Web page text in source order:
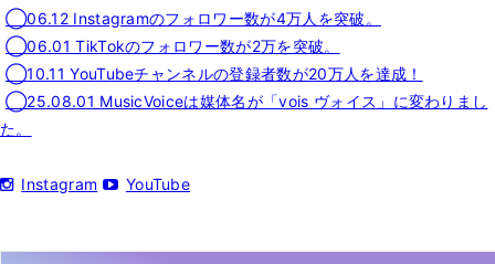
◯06.12 Instagramのフォロワー数が4万人を突破。
◯06.01 TikTokのフォロワー数が2万を突破。
◯10.11 YouTubeチャンネルの登録者数が20万人を達成！
◯25.08.01 MusicVoiceは媒体名が「vois ヴォイス」に変わりまし
た。
Instagram YouTube